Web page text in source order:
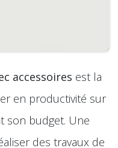
accessoires est la
en productivité sur
son budget. Une
des travaux de